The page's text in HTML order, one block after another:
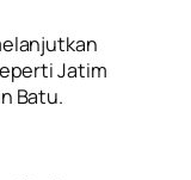
Jatim
Batu.